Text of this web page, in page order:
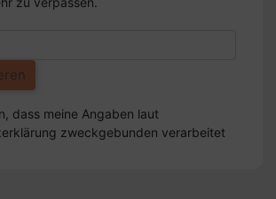
dass meine Angaben laut
zweckgebunden verarbeitet